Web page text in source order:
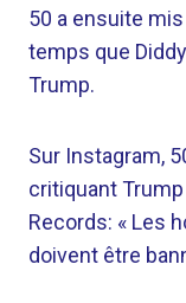
50 a ensuite
temps que
Trump.
Sur Instagram,
critiquant
Records: « Les
doivent être